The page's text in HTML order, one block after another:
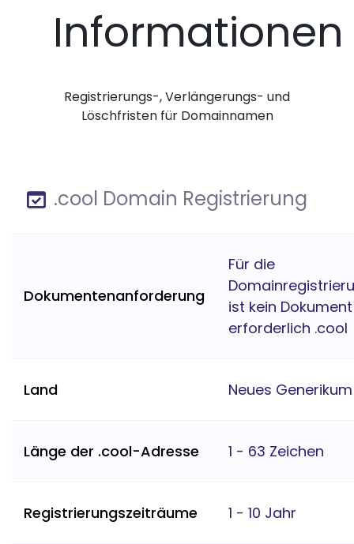
Informationen
Registrierungs-, Verlängerungs- und
Löschfristen für Domainnamen
.cool Domain Registrierung
Dokumentenanforderung
Für die
ist kein Dokument
erforderlich .cool
Land Neues Generikum
Länge der .cool-Adresse 1 - 63 Zeichen
Registrierungszeiträume 1 - 10 Jahr